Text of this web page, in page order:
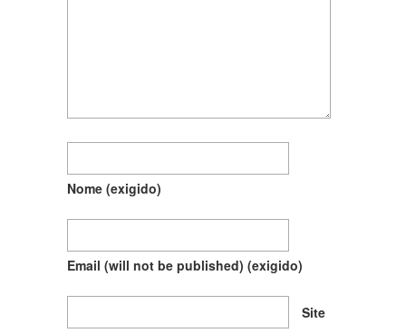
Nome (exigido)
Email (will not be published) (exigido)
Site